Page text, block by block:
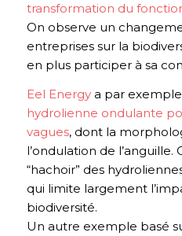
transformation du
On observe un
entreprises sur la
en plus participer à sa
Eel Energya par
hydrolienne ondulante
vagues, dont la
l’ondulation de
“hachoir” des
qui limite largement
biodiversité.
Un autre exemple basé